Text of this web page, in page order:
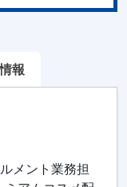
報
メント業務担